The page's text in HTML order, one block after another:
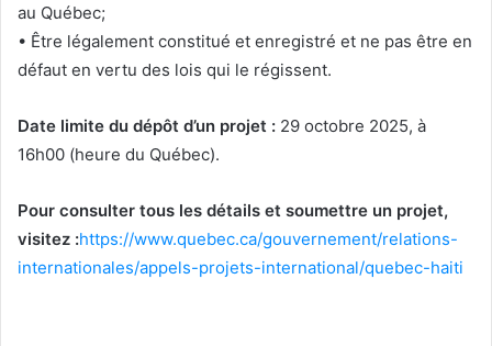
au Québec;
• Être légalement constitué et enregistré et ne pas être en
défaut en vertu des lois qui le régissent.
Date limite du dépôt d’un projet : 29 octobre 2025, à
16h00 (heure du Québec).
Pour consulter tous les détails et soumettre un projet,
visitez :https://www.quebec.ca/gouvernement/relations-
internationales/appels-projets-international/quebec-haiti